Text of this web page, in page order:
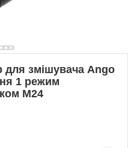
для змішувача Ango
1 режим
М24